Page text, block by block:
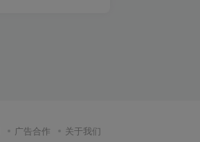
广告合作 关于我们